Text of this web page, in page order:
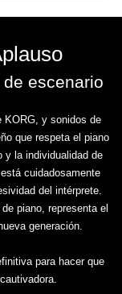
escenario
KORG, y sonidos de
que respeta el piano
y la individualidad de
cuidadosamente
del intérprete.
piano, representa el
generación.
para hacer que